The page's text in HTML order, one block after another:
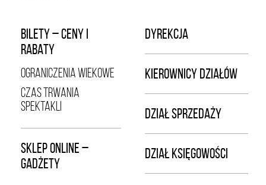
BILETY – CENY I
RABATY
OGRANICZENIA WIEKOWE
CZAS TRWANIA
SPEKTAKLI
SKLEP ONLINE –
GADŻETY
DYREKCJA
KIEROWNICY DZIAŁÓW
DZIAŁ SPRZEDAŻY
DZIAŁ KSIĘGOWOŚCI